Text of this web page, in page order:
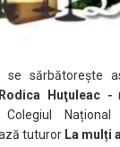
se sărbătoreşte
Rodica Huţuleac -
Colegiul
tuturor La mulți